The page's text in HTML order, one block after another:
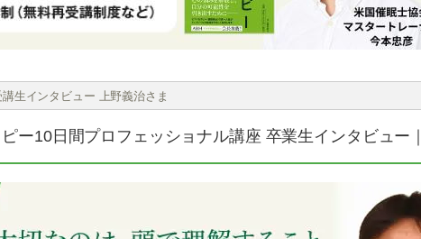
講生インタビュー 上野義治さま
ー10日間プロフェッショナル講座 卒業生インタビュー